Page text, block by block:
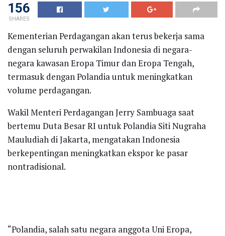
156
SHARES
Kementerian Perdagangan akan terus bekerja sama
dengan seluruh perwakilan Indonesia di negara-
negara kawasan Eropa Timur dan Eropa Tengah,
termasuk dengan Polandia untuk meningkatkan
volume perdagangan.
Wakil Menteri Perdagangan Jerry Sambuaga saat
bertemu Duta Besar RI untuk Polandia Siti Nugraha
Mauludiah di Jakarta, mengatakan Indonesia
berkepentingan meningkatkan ekspor ke pasar
nontradisional.
“Polandia, salah satu negara anggota Uni Eropa,